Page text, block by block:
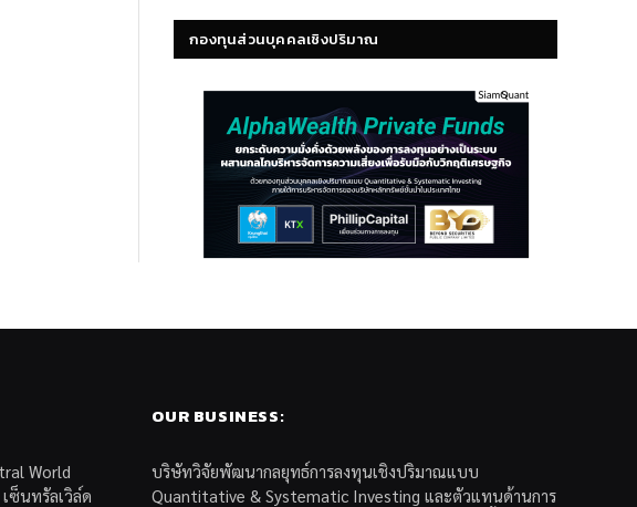
กองทุนส่วนบุคคลเชิงปริมาณ
World
ซ็นทรัลเวิล์ด
OUR BUSINESS:
บริษัทวิจัยพัฒนากลยุทธ์การลงทุนเชิงปริมาณแบบ
Quantitative & Systematic Investing และตัวแทนด้านการ